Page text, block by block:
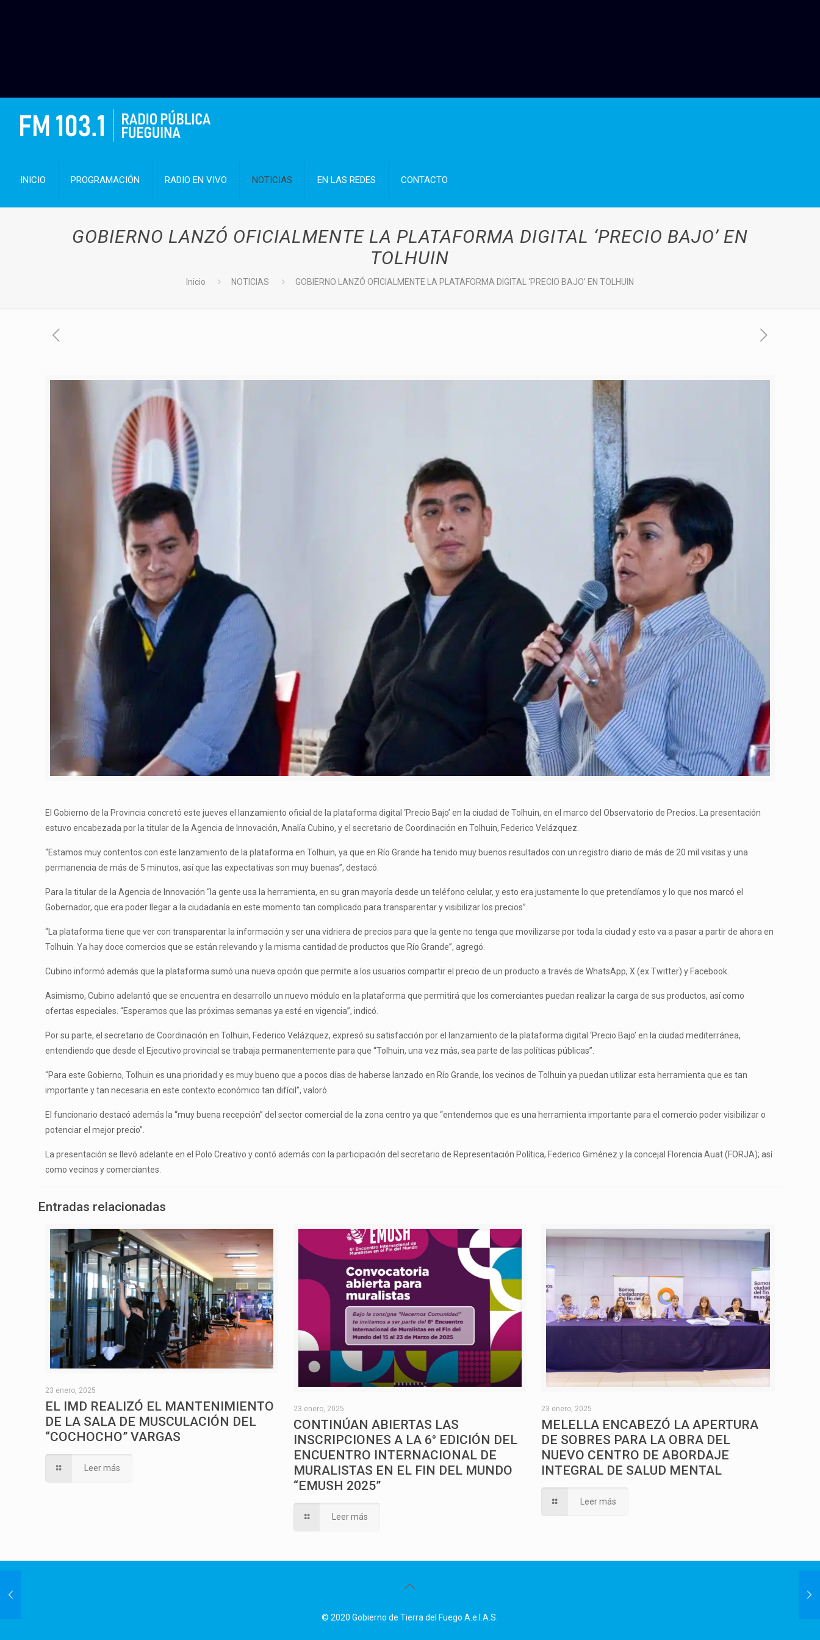
INICIO PROGRAMACIÓN RADIO EN VIVO NOTICIAS EN LAS REDES CONTACTO
GOBIERNO LANZÓ OFICIALMENTE LA PLATAFORMA DIGITAL ‘PRECIO BAJO’ EN
TOLHUIN
Inicio NOTICIAS GOBIERNO LANZÓ OFICIALMENTE LA PLATAFORMA DIGITAL ‘PRECIO BAJO’ EN TOLHUIN
El Gobierno de la Provincia concretó este jueves el lanzamiento oficial de la plataforma digital ‘Precio Bajo’ en la ciudad de Tolhuin, en el marco del Observatorio de Precios. La presentación
estuvo encabezada por la titular de la Agencia de Innovación, Analía Cubino, y el secretario de Coordinación en Tolhuin, Federico Velázquez.
“Estamos muy contentos con este lanzamiento de la plataforma en Tolhuin, ya que en Río Grande ha tenido muy buenos resultados con un registro diario de más de 20 mil visitas y una
permanencia de más de 5 minutos, así que las expectativas son muy buenas”, destacó.
Para la titular de la Agencia de Innovación “la gente usa la herramienta, en su gran mayoría desde un teléfono celular, y esto era justamente lo que pretendíamos y lo que nos marcó el
Gobernador, que era poder llegar a la ciudadanía en este momento tan complicado para transparentar y visibilizar los precios”.
“La plataforma tiene que ver con transparentar la información y ser una vidriera de precios para que la gente no tenga que movilizarse por toda la ciudad y esto va a pasar a partir de ahora en
Tolhuin. Ya hay doce comercios que se están relevando y la misma cantidad de productos que Río Grande”, agregó.
Cubino informó además que la plataforma sumó una nueva opción que permite a los usuarios compartir el precio de un producto a través de WhatsApp, X (ex Twitter) y Facebook.
Asimismo, Cubino adelantó que se encuentra en desarrollo un nuevo módulo en la plataforma que permitirá que los comerciantes puedan realizar la carga de sus productos, así como
ofertas especiales. “Esperamos que las próximas semanas ya esté en vigencia”, indicó.
Por su parte, el secretario de Coordinación en Tolhuin, Federico Velázquez, expresó su satisfacción por el lanzamiento de la plataforma digital ‘Precio Bajo’ en la ciudad mediterránea,
entendiendo que desde el Ejecutivo provincial se trabaja permanentemente para que “Tolhuin, una vez más, sea parte de las políticas públicas”.
“Para este Gobierno, Tolhuin es una prioridad y es muy bueno que a pocos días de haberse lanzado en Río Grande, los vecinos de Tolhuin ya puedan utilizar esta herramienta que es tan
importante y tan necesaria en este contexto económico tan difícil”, valoró.
El funcionario destacó además la “muy buena recepción” del sector comercial de la zona centro ya que “entendemos que es una herramienta importante para el comercio poder visibilizar o
potenciar el mejor precio”.
La presentación se llevó adelante en el Polo Creativo y contó además con la participación del secretario de Representación Política, Federico Giménez y la concejal Florencia Auat (FORJA); así
como vecinos y comerciantes.
Entradas relacionadas
23 enero, 2025
EL IMD REALIZÓ EL MANTENIMIENTO
DE LA SALA DE MUSCULACIÓN DEL
“COCHOCHO” VARGAS
Leer más
23 enero, 2025
CONTINÚAN ABIERTAS LAS
INSCRIPCIONES A LA 6° EDICIÓN DEL
ENCUENTRO INTERNACIONAL DE
MURALISTAS EN EL FIN DEL MUNDO
“EMUSH 2025”
Leer más
23 enero, 2025
MELELLA ENCABEZÓ LA APERTURA
DE SOBRES PARA LA OBRA DEL
NUEVO CENTRO DE ABORDAJE
INTEGRAL DE SALUD MENTAL
Leer más
© 2020 Gobierno de Tierra del Fuego A.e.I.A.S.